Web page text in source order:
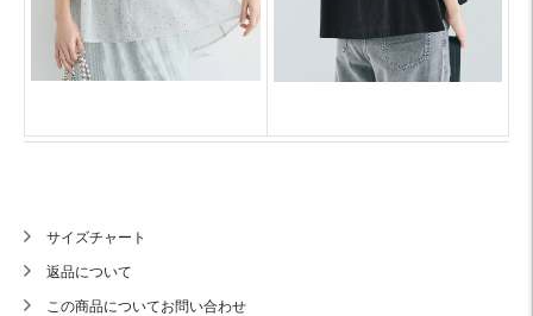
サイズチャート
返品について
この商品についてお問い合わせ